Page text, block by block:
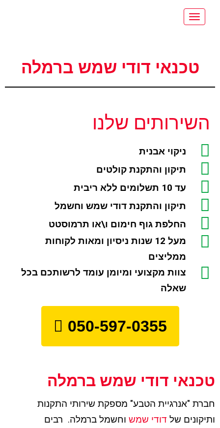
תפריט
טכנאי דודי שמש ברמלה
השירותים שלנו
ניקוי אבנית
תיקון והתקנת קולטים
עד 10 תשלומים ללא ריבית
תיקון והתקנת דודי שמש וחשמל
החלפת גוף חימום ו\או תרמוסטט
מעל 12 שנות ניסיון ומאות לקוחות
ממליצים
צוות מקצועי ומיומן עומד לרשותכם בכל
שאלה
050-597-0355
טכנאי דודי שמש ברמלה
חברת "אנרגיית הטבע" מספקת שירותי התקנות
ותיקונים של דודי שמש וחשמל ברמלה. רבים